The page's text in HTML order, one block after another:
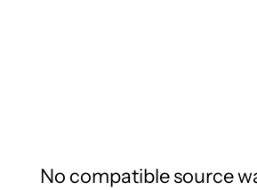
No compatible source